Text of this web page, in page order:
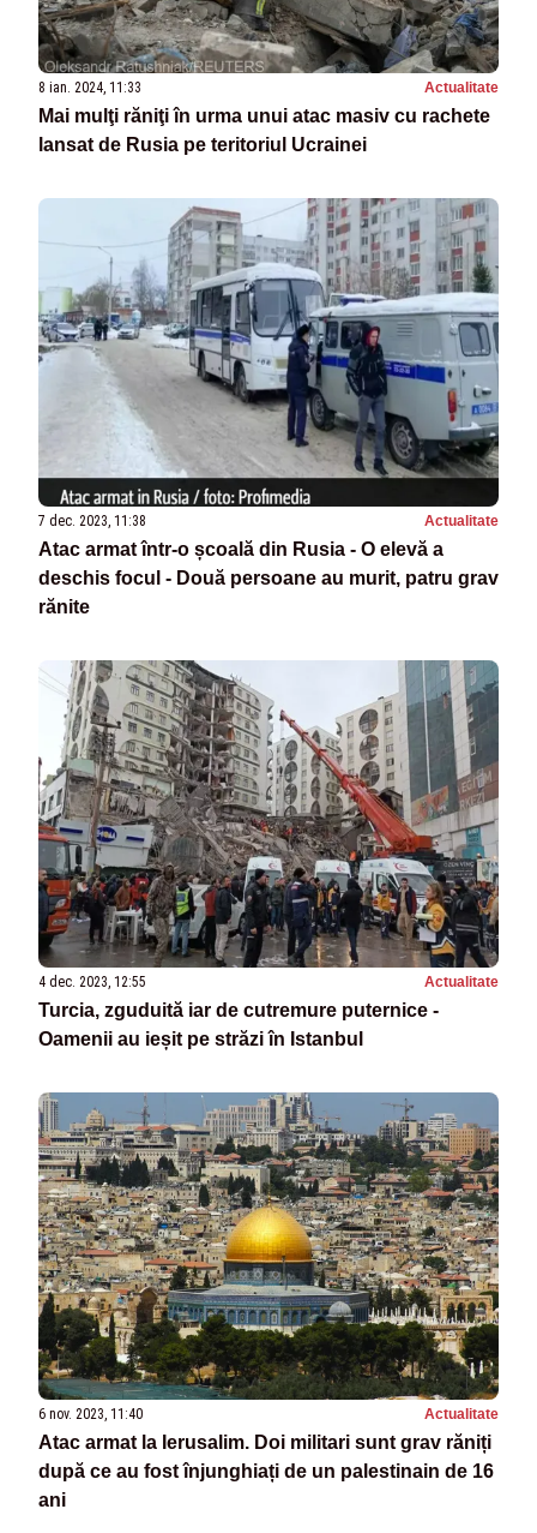
8 ian. 2024, 11:33 Actualitate
Mai mulţi răniţi în urma unui atac masiv cu rachete
lansat de Rusia pe teritoriul Ucrainei
7 dec. 2023, 11:38 Actualitate
Atac armat într-o școală din Rusia - O elevă a
deschis focul - Două persoane au murit, patru grav
rănite
4 dec. 2023, 12:55 Actualitate
Turcia, zguduită iar de cutremure puternice -
Oamenii au ieșit pe străzi în Istanbul
6 nov. 2023, 11:40 Actualitate
Atac armat la Ierusalim. Doi militari sunt grav răniți
după ce au fost înjunghiați de un palestinain de 16
ani